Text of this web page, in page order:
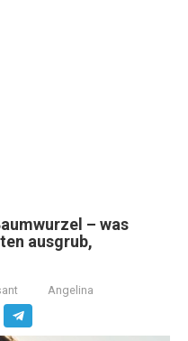
– was
ausgrub,
Angelina